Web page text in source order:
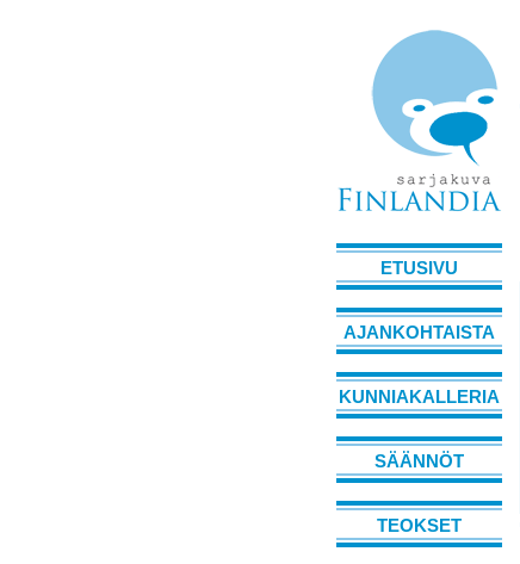
ETUSIVU
AJANKOHTAISTA
KUNNIAKALLERIA
SÄÄNNÖT
TEOKSET